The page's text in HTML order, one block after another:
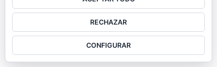
RECHAZAR
CONFIGURAR